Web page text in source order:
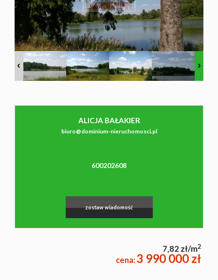
NAJMU
O NAS
ALICJA BAŁAKIER
biuro@dominium-nieruchomosci.pl
600202608
zostaw wiadomość
7,82 zł/m2
cena:3 990 000 zł